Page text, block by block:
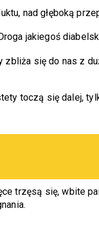
nad głęboką
jakiegoś
zbliża się do nas z
toczą się dalej,
trzęsą się, wbite